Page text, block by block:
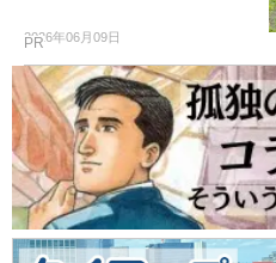
2026年06月09日
PR